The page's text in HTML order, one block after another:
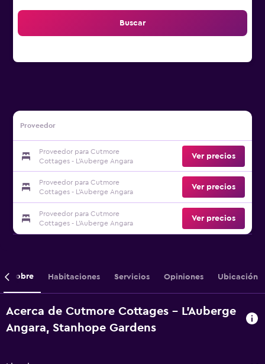
Buscar
Proveedor
Proveedor para Cutmore
Cottages - L'Auberge Angara
Ver precios
Proveedor para Cutmore
Cottages - L'Auberge Angara
Ver precios
Proveedor para Cutmore
Cottages - L'Auberge Angara
Ver precios
Sobre Habitaciones Servicios Opiniones Ubicación
Acerca de Cutmore Cottages - L'Auberge
Angara, Stanhope Gardens